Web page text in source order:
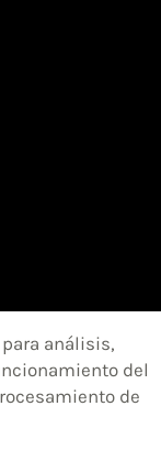
análisis,
del
de